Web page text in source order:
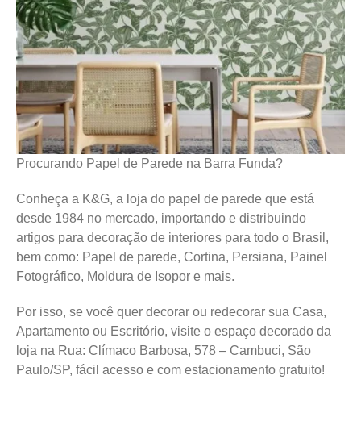
Procurando Papel de Parede na Barra Funda?
Conheça a K&G, a loja do papel de parede que está
desde 1984 no mercado, importando e distribuindo
artigos para decoração de interiores para todo o Brasil,
bem como: Papel de parede, Cortina, Persiana, Painel
Fotográfico, Moldura de Isopor e mais.
Por isso, se você quer decorar ou redecorar sua Casa,
Apartamento ou Escritório, visite o espaço decorado da
loja na Rua: Clímaco Barbosa, 578 – Cambuci, São
Paulo/SP, fácil acesso e com estacionamento gratuito!